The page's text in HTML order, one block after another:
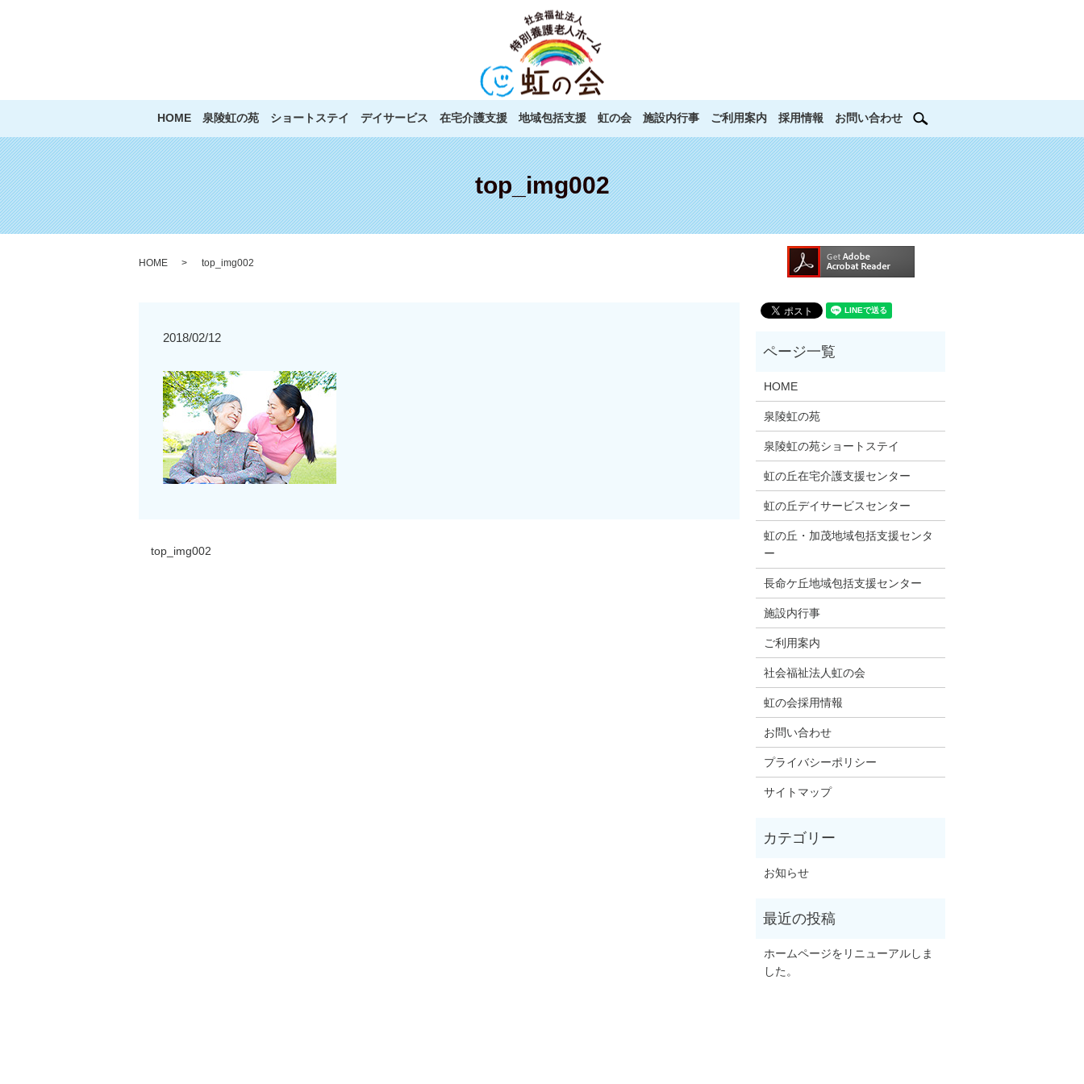
HOME 泉陵虹の苑 ショートステイ デイサービス 在宅介護支援 地域包括支援 虹の会 施設内行事 ご利用案内 採用情報 お問い合わせ
top_img002
HOME top_img002
2018/02/12
top_img002
HOME
泉陵虹の苑
泉陵虹の苑ショートステイ
虹の丘在宅介護支援センター
虹の丘デイサービスセンター
虹の丘・加茂地域包括支援センタ
ー
長命ケ丘地域包括支援センター
施設内行事
ご利用案内
社会福祉法人虹の会
虹の会採用情報
お問い合わせ
プライバシーポリシー
サイトマップ
お知らせ
ホームページをリニューアルしま
した。